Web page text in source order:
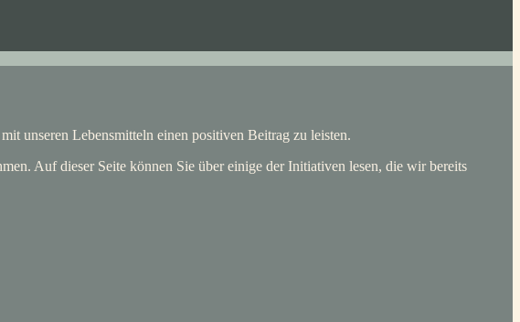
unseren Lebensmitteln einen positiven Beitrag zu leisten.
Auf dieser Seite können Sie über einige der Initiativen lesen, die wir bereits